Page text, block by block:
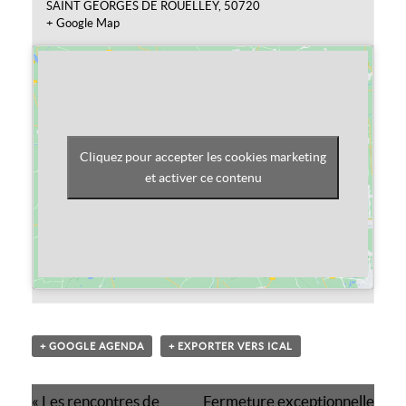
SAINT GEORGES DE ROUELLEY, 50720
+ Google Map
Cliquez pour accepter les cookies marketing
et activer ce contenu
+ GOOGLE AGENDA + EXPORTER VERS ICAL
Navigation
« Les rencontres de
Fermeture exceptionnelle